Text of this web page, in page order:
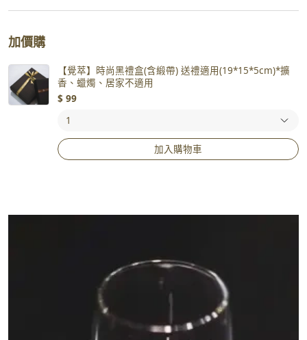
加價購
【覺萃】時尚黑禮盒(含緞帶) 送禮適用(19*15*5cm)*擴
香、蠟燭、居家不適用
$ 99
加入購物車